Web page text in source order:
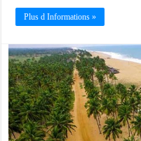
Plus d Informations »